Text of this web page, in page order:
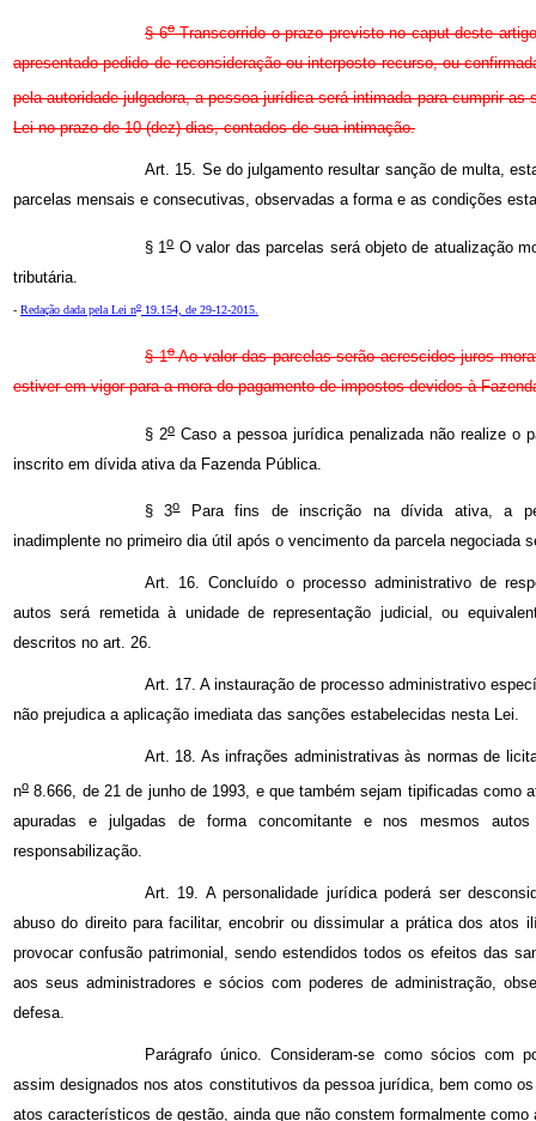
§ 6oTranscorrido o prazo previsto no caput deste
apresentado pedido de reconsideração ou interposto recurso, ou
pela autoridade julgadora, a pessoa jurídica será intimada para cumprir as
Lei no prazo de 10 (dez) dias, contados de sua intimação.
Art. 15. Se do julgamento resultar sanção de multa,
parcelas mensais e consecutivas, observadas a forma e as condições
§ 1oO valor das parcelas será objeto de atualização
tributária.
- Redação dada pela Lei no 19.154, de 29-12-2015.
§ 1oAo valor das parcelas serão acrescidos juros
estiver em vigor para a mora do pagamento de impostos devidos à
§ 2o Caso a pessoa jurídica penalizada não realize o
inscrito em dívida ativa da Fazenda Pública.
§ 3oPara fins de inscrição na dívida ativa, a
inadimplente no primeiro dia útil após o vencimento da parcela negociada
Art. 16. Concluído o processo administrativo de
autos será remetida à unidade de representação judicial, ou
descritos no art. 26.
Art. 17. A instauração de processo administrativo
não prejudica a aplicação imediata das sanções estabelecidas nesta Lei.
Art. 18. As infrações administrativas às normas de
no 8.666, de 21 de junho de 1993, e que também sejam tipificadas como
apuradas e julgadas de forma concomitante e nos mesmos
responsabilização.
Art. 19. A personalidade jurídica poderá ser
abuso do direito para facilitar, encobrir ou dissimular a prática dos atos
provocar confusão patrimonial, sendo estendidos todos os efeitos das
aos seus administradores e sócios com poderes de administração,
defesa.
Parágrafo único. Consideram-se como sócios com
assim designados nos atos constitutivos da pessoa jurídica, bem como
atos característicos de gestão, ainda que não constem formalmente como